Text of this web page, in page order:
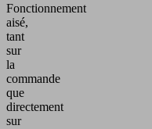
Fonctionnement
aisé,
tant
sur
la
commande
que
directement
sur